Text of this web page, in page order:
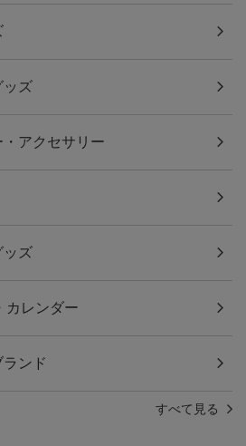
ッズ
アクセサリー
ッズ
カレンダー
ンド
すべて見る